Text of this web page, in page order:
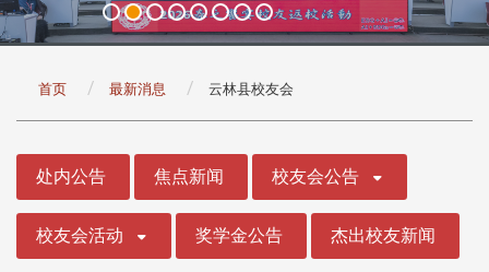
首页 最新消息 云林县校友会
处内公告 焦点新闻 校友会公告
校友会活动 奖学金公告 杰出校友新闻